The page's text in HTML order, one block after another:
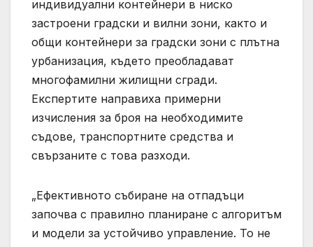
индивидуални контейнери в ниско
застроени градски и вилни зони, както и
общи контейнери за градски зони с плътна
урбанизация, където преобладават
многофамилни жилищни сгради.
Експертите направиха примерни
изчисления за броя на необходимите
съдове, транспортните средства и
свързаните с това разходи.
„Ефективното събиране на отпадъци
започва с правилно планиране с алгоритъм
и модели за устойчиво управление. То не